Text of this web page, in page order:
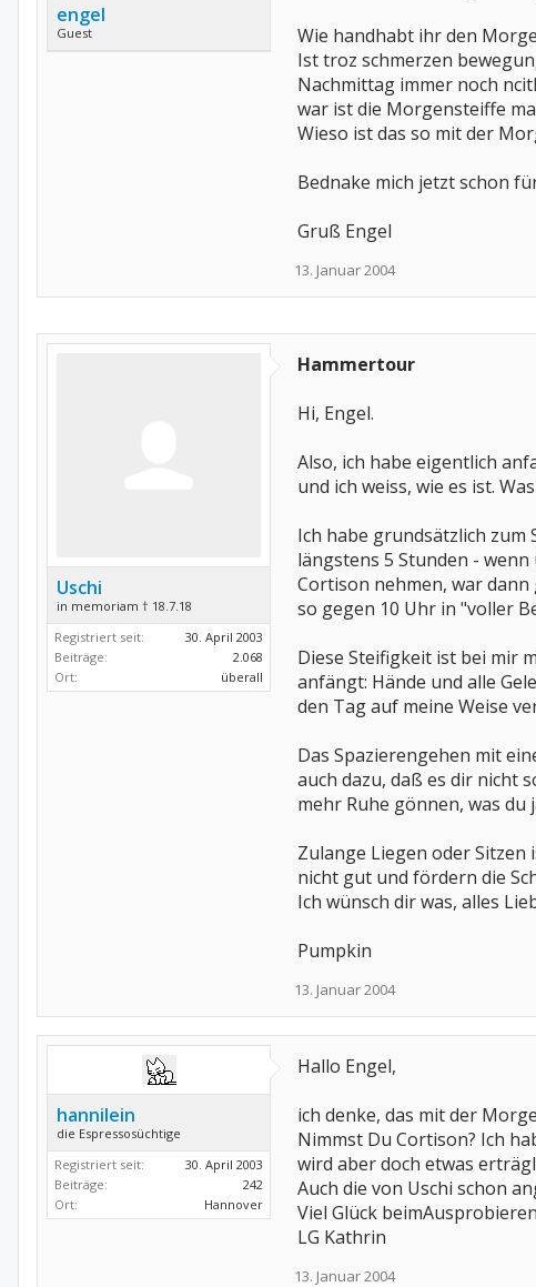
engel
Guest
Wie handhabt ihr den
Ist troz schmerzen
Nachmittag immer noch
war ist die Morgensteiffe
Wieso ist das so mit der
Bednake mich jetzt schon
Gruß Engel
13. Januar 2004
Uschi
in memoriam † 18.7.18
Registriert seit:
30. April 2003
Beiträge:
2.068
Ort:
überall
Hammertour
Hi, Engel.
Also, ich habe eigentlich
und ich weiss, wie es ist.
Ich habe grundsätzlich zum
längstens 5 Stunden -
Cortison nehmen, war dann
so gegen 10 Uhr in "voller
Diese Steifigkeit ist bei mir
anfängt: Hände und alle
den Tag auf meine Weise
Das Spazierengehen mit
auch dazu, daß es dir nicht
mehr Ruhe gönnen, was
Zulange Liegen oder Sitzen
nicht gut und fördern die
Ich wünsch dir was, alles
Pumpkin
13. Januar 2004
hannilein
die Espressosüchtige
Registriert seit:
30. April 2003
Beiträge:
242
Ort:
Hannover
Hallo Engel,
ich denke, das mit der
Nimmst Du Cortison? Ich
wird aber doch etwas
Auch die von Uschi schon
Viel Glück
LG Kathrin
13. Januar 2004